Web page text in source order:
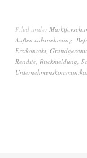
Filed under
Außenwahrnehmung,
Erstkontakt,
Rendite, Rückmeldung,